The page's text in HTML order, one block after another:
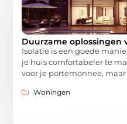
​​Duurzame oplossingen
Isolatie is een goede
je huis comfortabeler te
voor je portemonnee, maar
Woningen